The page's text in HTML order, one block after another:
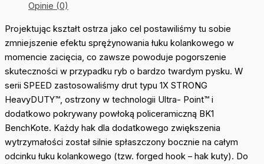
Opinie (0)
Projektując kształt ostrza jako cel postawiliśmy tu sobie
zmniejszenie efektu sprężynowania łuku kolankowego w
momencie zacięcia, co zawsze powoduje pogorszenie
skuteczności w przypadku ryb o bardzo twardym pysku. W
serii SPEED zastosowaliśmy drut typu 1X STRONG
HeavyDUTY™, ostrzony w technologii Ultra- Point™ i
dodatkowo pokrywany powłoką policeramiczną BK1
BenchKote. Każdy hak dla dodatkowego zwiększenia
wytrzymałości został silnie spłaszczony bocznie na całym
odcinku łuku kolankowego (tzw. forged hook – hak kuty). Do